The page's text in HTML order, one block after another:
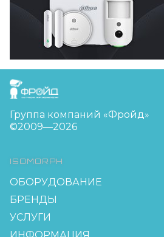
FreudGroup
Группа компаний «Фройд»
©2009—2026
ISOMORPH
ОБОРУДОВАНИЕ
БРЕНДЫ
УСЛУГИ